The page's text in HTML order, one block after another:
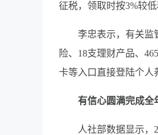
征税，领取时按3%较低
李忠表示，有关监管
险、18支理财产品、
卡等入口直接登陆个人
有信心圆满完成全
人社部数据显示，